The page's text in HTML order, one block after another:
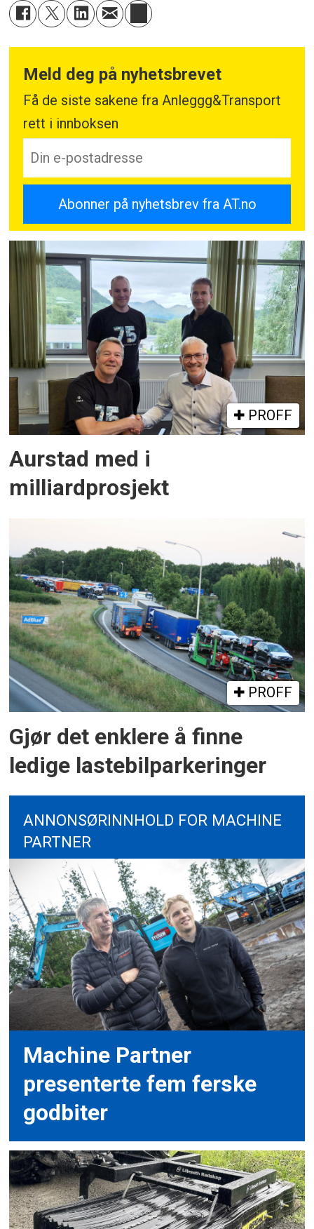
Meld deg på nyhetsbrevet
Få de siste sakene fra Anleggg&Transport
rett i innboksen
PROFF
Aurstad med i
milliardprosjekt
PROFF
Gjør det enklere å finne
ledige lastebilparkeringer
ANNONSØRINNHOLD FOR MACHINE
PARTNER
Machine Partner
presenterte fem ferske
godbiter